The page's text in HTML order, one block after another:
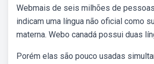
Webmais de seis milhões de
indicam uma língua não oficial como
materna. Webo canadá possui duas
Porém elas são pouco usadas